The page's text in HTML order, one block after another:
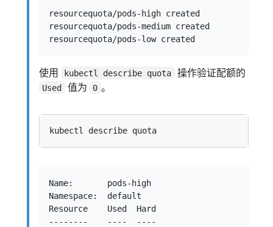
resourcequota/pods-high created
resourcequota/pods-medium created
使用 kubectl describe quota 操作验证配额的
Used 值为 0 。
Name:       pods-high
Namespace:  default
Resource    Used  Hard
--------    ----  ----